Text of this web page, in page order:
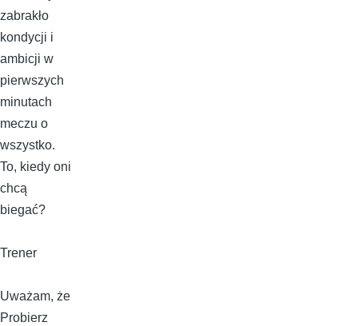
zabrakło
kondycji i
ambicji w
pierwszych
minutach
meczu o
wszystko.
To, kiedy oni
chcą
biegać?
Trener
Uważam, że
Probierz